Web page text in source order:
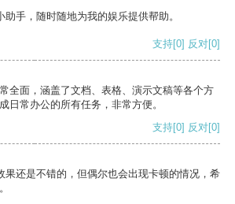
手，随时随地为我的娱乐提供帮助。
支持[0] 反对[0]
全面，涵盖了文档、表格、演示文稿等各个方
日常办公的所有任务，非常方便。
支持[0] 反对[0]
果还是不错的，但偶尔也会出现卡顿的情况，希